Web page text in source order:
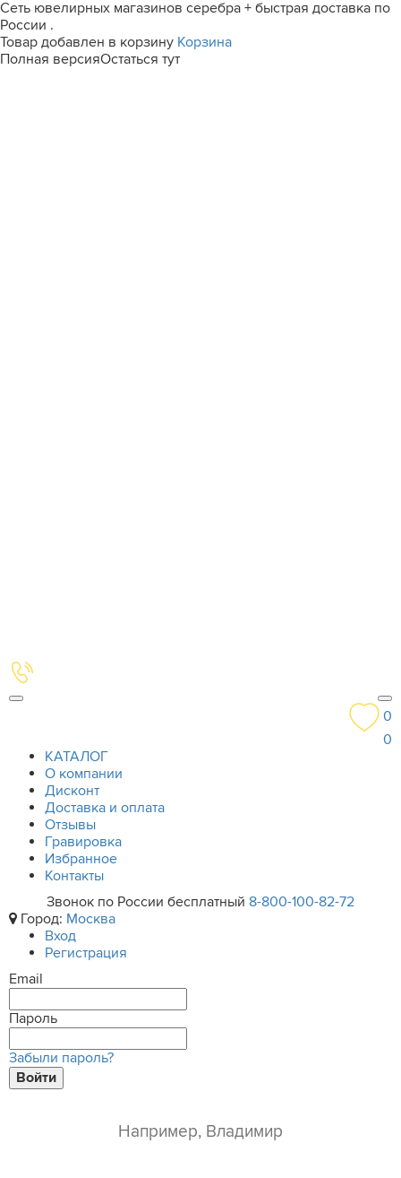
Сеть ювелирных магазинов серебра + быстрая доставка по
России .
Товар добавлен в корзину Корзина
Полная версияОстаться тут
0
0
КАТАЛОГ
О компании
Дисконт
Доставка и оплата
Отзывы
Гравировка
Избранное
Контакты
Звонок по России бесплатный 8-800-100-82-72
Город: Москва
Вход
Регистрация
Email
Пароль
Забыли пароль?
Войти